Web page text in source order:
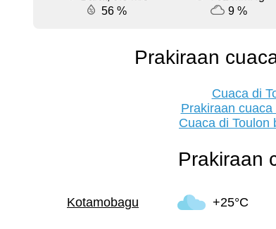
56 %
9 %
Prakiraan
Cuaca di
Prakiraan
Cuaca di Toulon
Prakiraan
Kotamobagu +25°C